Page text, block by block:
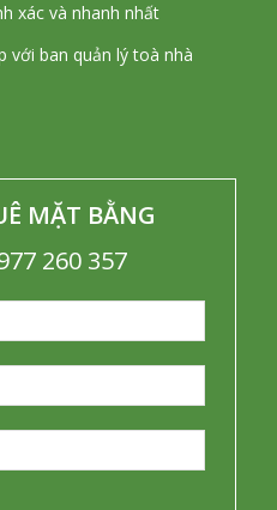
xác và nhanh nhất
với ban quản lý toà nhà
MẶT BẰNG
260 357